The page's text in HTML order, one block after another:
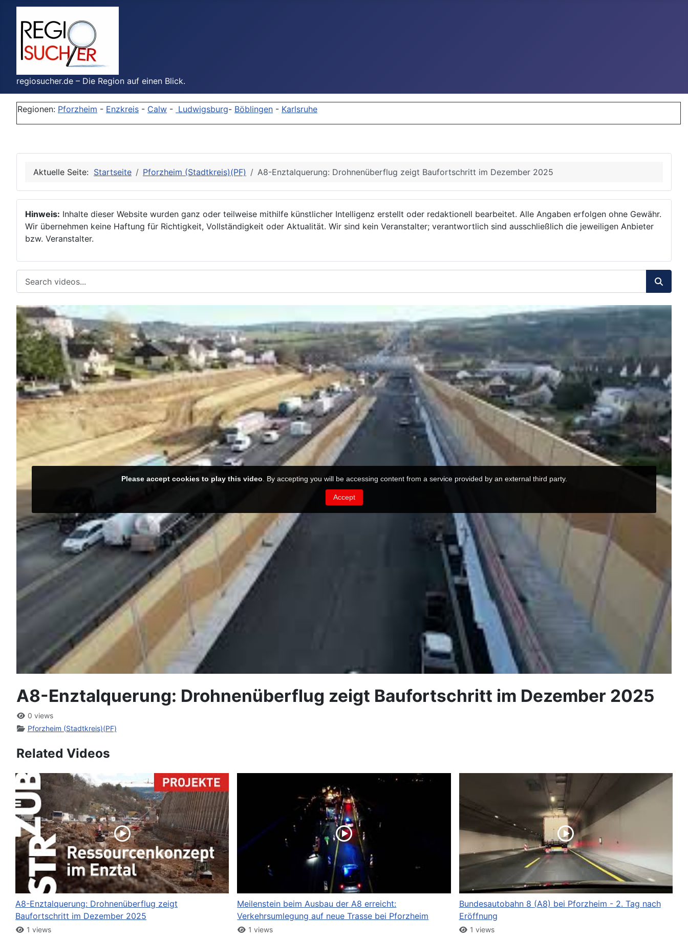
regiosucher.de – Die Region auf einen Blick.
Regionen: Pforzheim - Enzkreis - Calw - Ludwigsburg- Böblingen - Karlsruhe
Aktuelle Seite: Startseite Pforzheim (Stadtkreis)(PF) A8-Enztalquerung: Drohnenüberflug zeigt Baufortschritt im Dezember 2025
Hinweis: Inhalte dieser Website wurden ganz oder teilweise mithilfe künstlicher Intelligenz erstellt oder redaktionell bearbeitet. Alle Angaben erfolgen ohne Gewähr.
Wir übernehmen keine Haftung für Richtigkeit, Vollständigkeit oder Aktualität. Wir sind kein Veranstalter; verantwortlich sind ausschließlich die jeweiligen Anbieter
bzw. Veranstalter.
A8-Enztalquerung: Drohnenüberflug zeigt Baufortschritt im Dezember 2025
0 views
Pforzheim (Stadtkreis)(PF)
Related Videos
A8-Enztalquerung: Drohnenüberflug zeigt
Baufortschritt im Dezember 2025
1 views
Meilenstein beim Ausbau der A8 erreicht:
Verkehrsumlegung auf neue Trasse bei Pforzheim
1 views
Bundesautobahn 8 (A8) bei Pforzheim - 2. Tag nach
Eröffnung
1 views